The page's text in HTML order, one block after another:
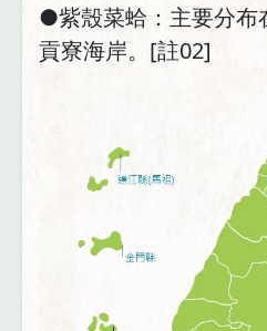
●紫殼菜蛤：主要分布
貢寮海岸。[註02]